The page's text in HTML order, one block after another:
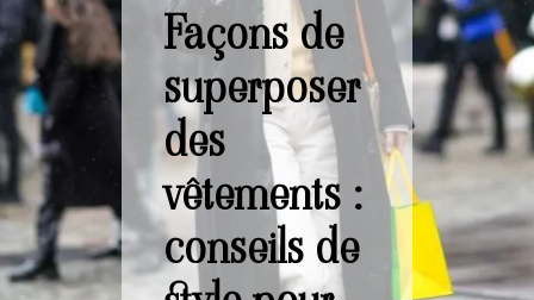
Façons de
superposer
des
vêtements :
conseils de